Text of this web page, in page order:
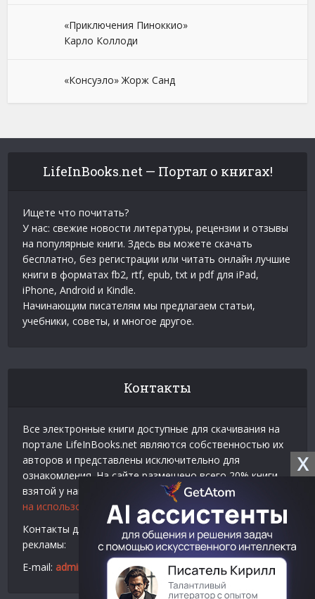
X
«Приключения Пиноккио»
Карло Коллоди
«Консуэло» Жорж Санд
LifeInBooks.net — Портал о книгах!
Ищете что почитать?
У нас: свежие новости литературы, рецензии и отзывы
на популярные книги. Здесь вы можете скачать
бесплатно, без регистрации или читать онлайн лучшие
книги в форматах fb2, rtf, epub, txt и pdf для iPad,
iPhone, Android и Kindle.
Начинающим писателям мы предлагаем статьи,
учебники, советы, и многое другое.
Контакты
Все электронные книги доступные для скачивания на
портале LifeInBooks.net являются собственностью их
авторов и представлены исключительно для
ознакомления. На сайте размещено всего 20% книги
взятой у нашего партнера
Официальное разрешение
на использование материалов Litres .
Контакты для связи по вопросам авторского права и
рекламы:
E-mail: admin@lifeinbooks.net